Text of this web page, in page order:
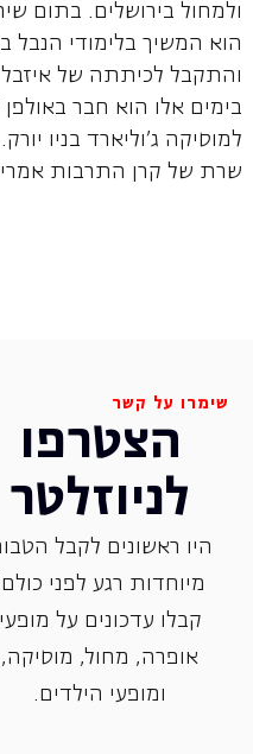
ולמחול בירושלים. בתום
הוא המשיך בלימודי הנבל
והתקבל לכיתתה של איזבל
בימים אלו הוא חבר
למוסיקה ג'וליארד בניו
שרת של קרן התרבות
שימרו על קשר
הצטרפו
לניוזלטר
היו ראשונים לקבל
מיוחדות רגע לפני
קבלו עדכונים על מופעי
אופרה, ‏מחול, ‏מוסיקה,
ומופעי הילדים.